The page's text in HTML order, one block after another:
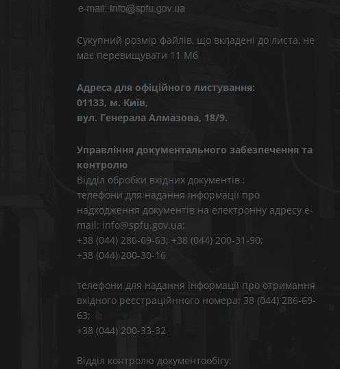
Сукупний розмір файлів, що вкладені до листа, не
має перевищувати 11 Мб
Адреса для офіційного листування:
01133, м. Київ,
вул. Генерала Алмазова, 18/9.
Управління документального забезпечення та
контролю
Відділ обробки вхідних документів :
телефони для надання інформації про
надходження документів на електронну адресу e-
mail: info@spfu.gov.ua:
+38 (044) 286-69-63; +38 (044) 200-31-90;
+38 (044) 200-30-16
телефони для надання інформації про отримання
вхідного реєстраційнного номера: 38 (044) 286-69-
63;
+38 (044) 200-33-32
Відділ контролю документообігу: